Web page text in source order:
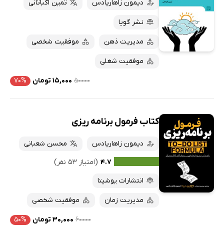
دیمون زاهاریادس ثمین اکباتانی
نشر گویا
مدیریت ذهن موفقیت شخصی
موفقیت شغلی
۵۰۰۰۰ ۱۵,۰۰۰ تومان ۷۰%
کتاب فرمول برنامه ریزی
دیمون زاهاریادس
محسن شعبانی
۴.۷ (امتیاز ۵۳ نفر)
انتشارات یوشیتا
مدیریت زمان موفقیت شخصی
۶۰۰۰۰ ۳۰,۰۰۰ تومان ۵۰%